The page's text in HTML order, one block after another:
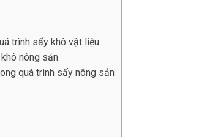
trình sấy khô vật liệu
nông sản
quá trình sấy nông sản